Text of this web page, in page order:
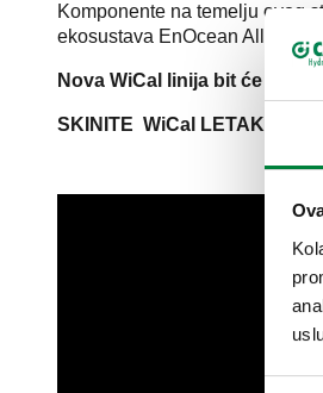
Komponente na temelju ovog
ekosustava EnOcean Alliance.
Nova WiCal linija bit će
SKINITE WiCal LETAK